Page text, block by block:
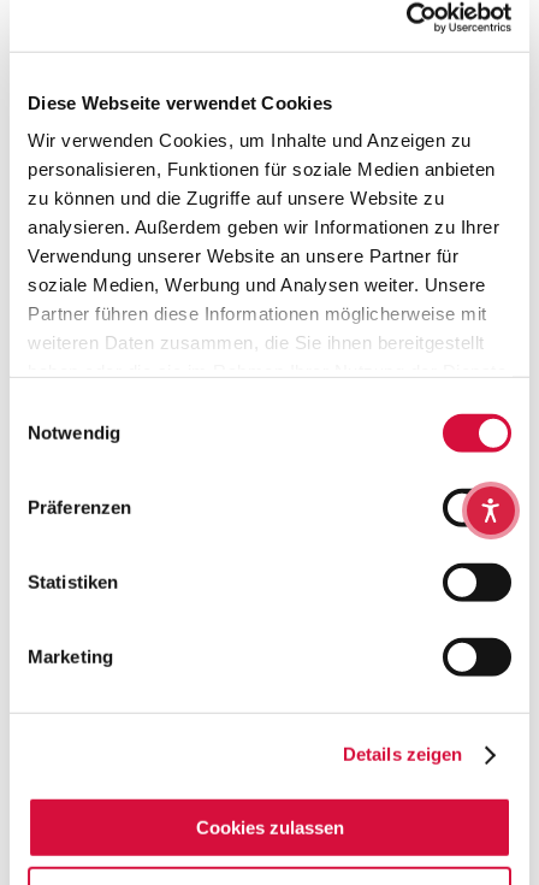
Diese Webseite verwendet Cookies
Wir verwenden Cookies, um Inhalte und Anzeigen zu
personalisieren, Funktionen für soziale Medien anbieten
zu können und die Zugriffe auf unsere Website zu
analysieren. Außerdem geben wir Informationen zu Ihrer
Verwendung unserer Website an unsere Partner für
soziale Medien, Werbung und Analysen weiter. Unsere
Partner führen diese Informationen möglicherweise mit
weiteren Daten zusammen, die Sie ihnen bereitgestellt
Cookies, wenn Sie unsere Webseite weiterhin nutzen.
Notwendig
Präferenzen
Statistiken
Marketing
Details zeigen
Cookies zulassen
MEHR DETAILS
Jede Gruppenstunde ein Erlebnis: Einfallsreiche Kinderspiele
zur Kommunionvorbereitung
Material? Fast in jedem Haushalt vorhanden. Zeitaufwand?
Minimal! Diese 50 Gruppenspiele aus der beliebten
Minispielothek-Reihe eignen sich auch für den spontanen
Einsatz. So sind Tischmütter und -väter immer bestens gerüstet
für die nächste Gruppenstunde. Ob anregende Einstiegsfragen,
Spiele zu biblischen Kindergeschichten oder ein lockeres
Kirchenquiz für zwischendurch: Hier finden alle, die mit der
HERSTELLERINFO
Lebensknotenpunkte